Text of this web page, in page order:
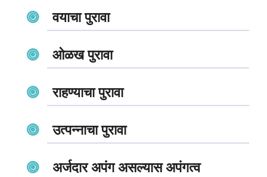
वयाचा पुरावा
ओळख पुरावा
राहण्याचा पुरावा
उत्पन्नाचा पुरावा
अर्जदार अपंग असल्यास अपंगत्व